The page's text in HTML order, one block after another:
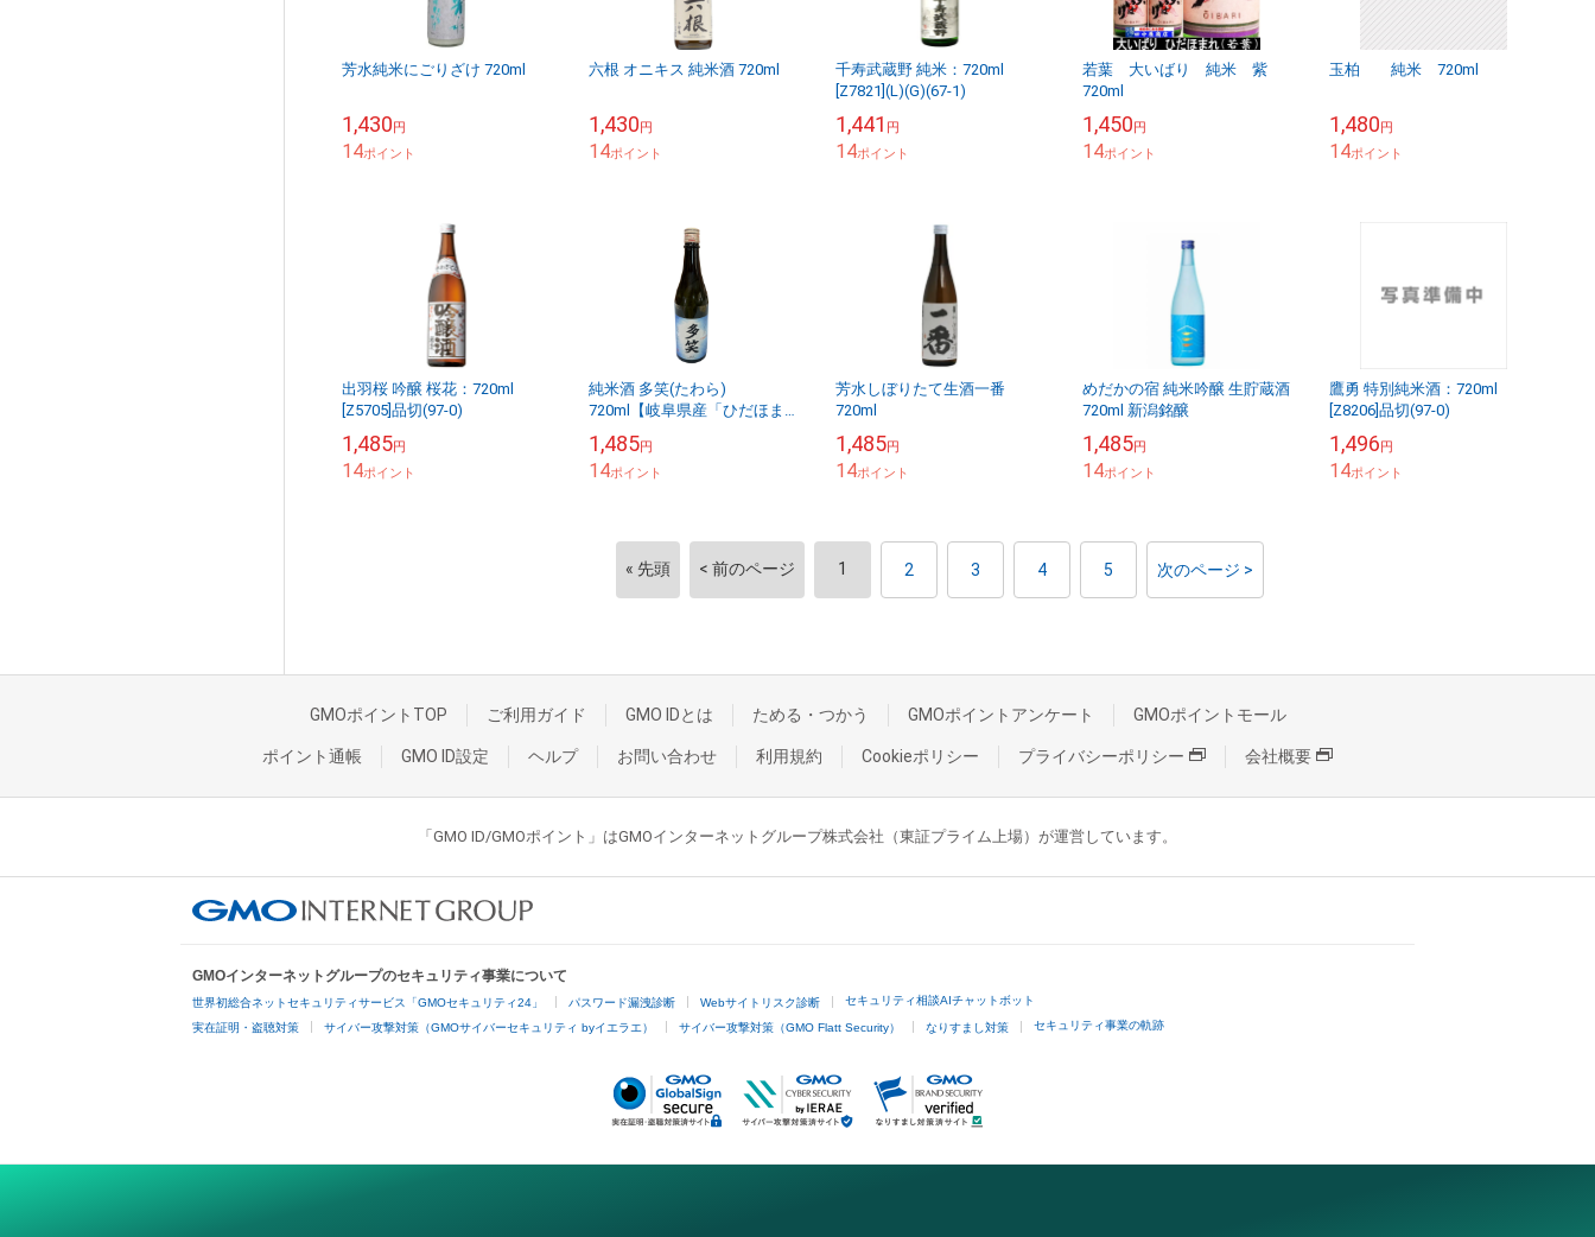
芳水純米にごりざけ 720ml
1,430円
14ポイント
六根 オニキス 純米酒 720ml
1,430円
14ポイント
千寿武蔵野 純米：720ml
[Z7821](L)(G)(67-1)
1,441 円
14ポイント
若葉 大いばり 純米 紫
720ml
1,450円
14ポイント
玉柏 純米 720ml
1,480円
14ポイント
出羽桜 吟醸 桜花：720ml
[Z5705]品切(97-0)
1,485円
14ポイント
純米酒 多笑(たわら)
720ml【岐阜県産「ひだほま
1,485円
14ポイント
芳水しぼりたて生酒一番
720ml
1,485円
14ポイント
めだかの宿 純米吟醸 生貯蔵酒
720ml 新潟銘醸
1,485円
14ポイント
鷹勇 特別純米酒：720ml
[Z8206]品切(97-0)
1,496円
14ポイント
« 先頭 < 前のページ 1 2 3 4 5 次のページ >
GMOポイントTOP ご利用ガイド GMO IDとは ためる・つかう GMOポイントアンケート GMOポイントモール
ポイント通帳 GMO ID設定 ヘルプ お問い合わせ 利用規約 Cookieポリシー プライバシーポリシー 会社概要
「GMO ID/GMOポイント」はGMOインターネットグループ株式会社（東証プライム上場）が運営しています。
GMOインターネットグループのセキュリティ事業について
世界初総合ネットセキュリティサービス「GMOセキュリティ24」 パスワード漏洩診断 Webサイトリスク診断 セキュリティ相談AIチャットボット
実在証明・盗聴対策 サイバー攻撃対策（GMOサイバーセキュリティ byイエラエ） サイバー攻撃対策（GMO Flatt Security） なりすまし対策 セキュリティ事業の軌跡